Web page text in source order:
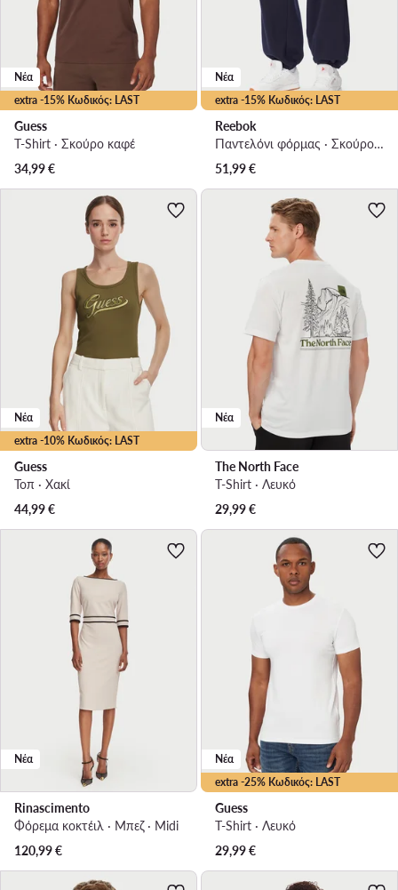
extra -15% Κωδικός: LAST
Νέα
Guess
T-Shirt · Σκούρο καφέ
34,99€
extra -15% Κωδικός: LAST
Νέα
Reebok
Παντελόνι φόρμας · Σκούρο μπλε · Regular Fit
51,99€
extra -10% Κωδικός: LAST
Νέα
Guess
Τοπ · Χακί
44,99€
Νέα
The North Face
T-Shirt · Λευκό
29,99€
Νέα
Rinascimento
Φόρεμα κοκτέιλ · Μπεζ · Midi
120,99€
extra -25% Κωδικός: LAST
Νέα
Guess
T-Shirt · Λευκό
29,99€